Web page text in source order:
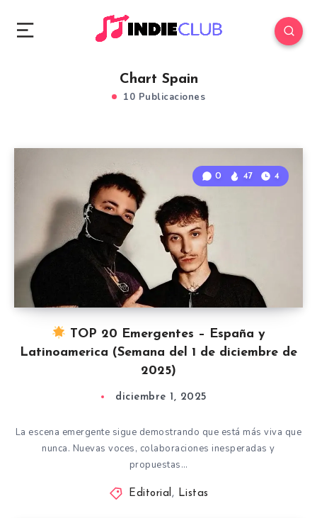
Chart Spain
10 Publicaciones
TOP 20 Emergentes – España y
Latinoamerica (Semana del 1 de diciembre de
2025)
0 47 4
diciembre 1, 2025
La escena emergente sigue demostrando que está más viva que
nunca. Nuevas voces, colaboraciones inesperadas y
propuestas…
Editorial, Listas